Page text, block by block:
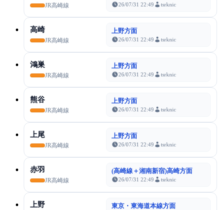
JR高崎線 26/07/31 22:49 tsrknic
高崎
JR高崎線
上野方面
26/07/31 22:49 tsrknic
鴻巣
JR高崎線
上野方面
26/07/31 22:49 tsrknic
熊谷
JR高崎線
上野方面
26/07/31 22:49 tsrknic
上尾
JR高崎線
上野方面
26/07/31 22:49 tsrknic
赤羽
JR高崎線
(高崎線＋湘南新宿)高崎方面
26/07/31 22:49 tsrknic
上野 東京・東海道本線方面